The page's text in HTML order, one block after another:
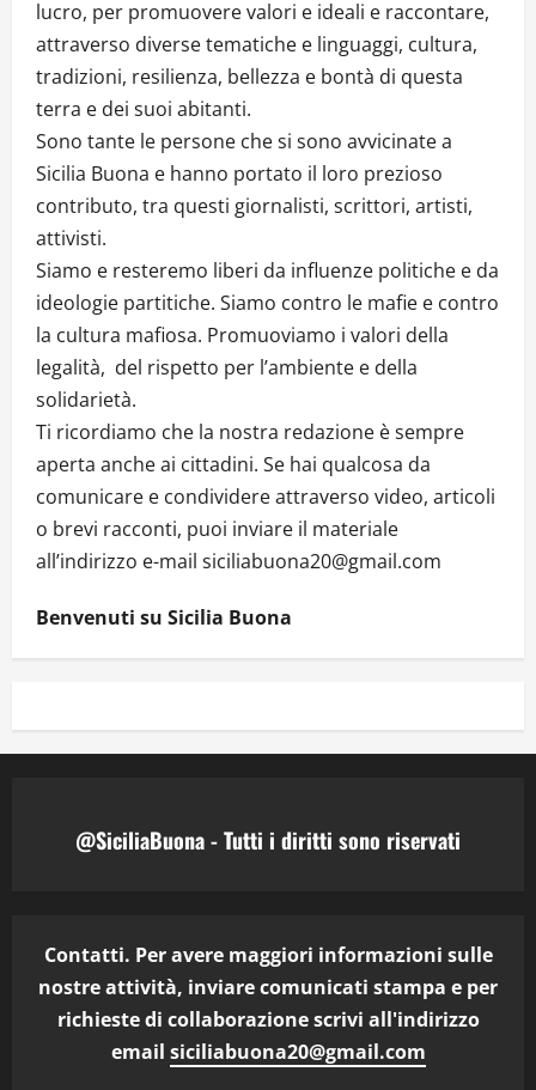
lucro, per promuovere valori e ideali e raccontare,
attraverso diverse tematiche e linguaggi, cultura,
tradizioni, resilienza, bellezza e bontà di questa
terra e dei suoi abitanti.
Sono tante le persone che si sono avvicinate a
Sicilia Buona e hanno portato il loro prezioso
contributo, tra questi giornalisti, scrittori, artisti,
attivisti.
Siamo e resteremo liberi da influenze politiche e da
ideologie partitiche. Siamo contro le mafie e contro
la cultura mafiosa. Promuoviamo i valori della
legalità, del rispetto per l’ambiente e della
solidarietà.
Ti ricordiamo che la nostra redazione è sempre
aperta anche ai cittadini. Se hai qualcosa da
comunicare e condividere attraverso video, articoli
o brevi racconti, puoi inviare il materiale
all’indirizzo e-mail siciliabuona20@gmail.com
Benvenuti su Sicilia Buona
@SiciliaBuona - Tutti i diritti sono riservati
Contatti. Per avere maggiori informazioni sulle
nostre attività, inviare comunicati stampa e per
richieste di collaborazione scrivi all'indirizzo
email siciliabuona20@gmail.com